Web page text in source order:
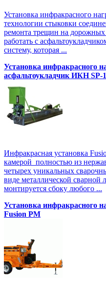
Установка инфракрасного
технологии стыковки
ремонта трещин на
работать с
систему, которая ...
Установка инфракрасного
асфальтоукладчик ИКН SP-
Инфракрасная установка
камерой полностью из
четырех уникальных
виде металлической сварной
монтируется сбоку любого ...
Установка инфракрасного
Fusion PM